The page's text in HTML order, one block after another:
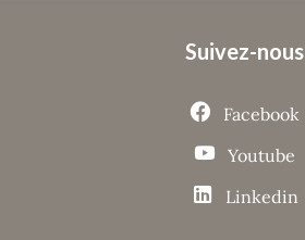
Suivez-nous
Facebook
Youtube
Linkedin